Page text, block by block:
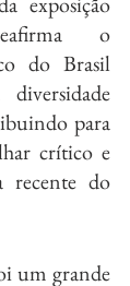
o
do Brasil
para
crítico e
recente do